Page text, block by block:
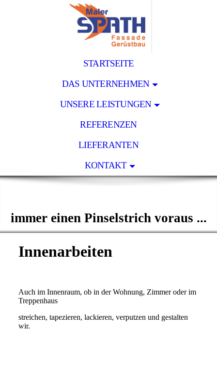
STARTSEITE
DAS UNTERNEHMEN
UNSERE LEISTUNGEN
REFERENZEN
LIEFERANTEN
KONTAKT
immer einen Pinselstrich voraus ...
Innenarbeiten
Auch im Innenraum, ob in der Wohnung, Zimmer oder im
Treppenhaus
streichen, tapezieren, lackieren, verputzen und gestalten
wir.